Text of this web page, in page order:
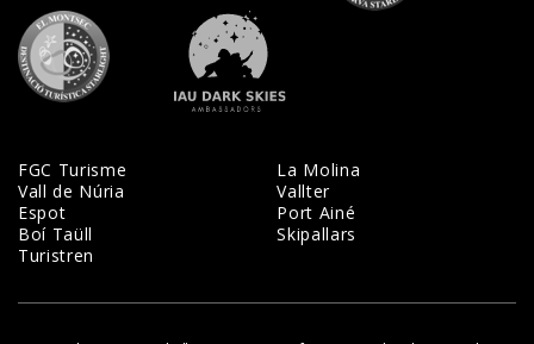
Veure certificats
FGC Turisme
La Molina
Vall de Núria
Vallter
Espot
Port Ainé
Boí Taüll
Skipallars
Turistren